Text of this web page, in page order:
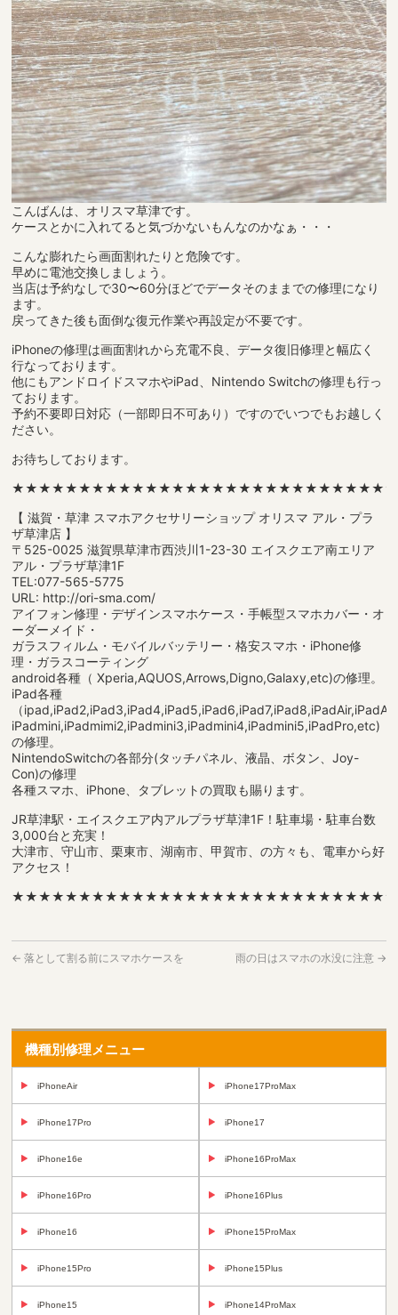
こんばんは、オリスマ草津です。
ケースとかに入れてると気づかないもんなのかなぁ・・・
こんな膨れたら画面割れたりと危険です。
早めに電池交換しましょう。
当店は予約なしで30〜60分ほどでデータそのままでの修理になり
ます。
戻ってきた後も面倒な復元作業や再設定が不要です。
iPhoneの修理は画面割れから充電不良、データ復旧修理と幅広く
行なっております。
他にもアンドロイドスマホやiPad、Nintendo Switchの修理も行っ
ております。
予約不要即日対応（一部即日不可あり）ですのでいつでもお越しく
ださい。
お待ちしております。
【 滋賀・草津 スマホアクセサリーショップ オリスマ アル・プラ
ザ草津店 】
〒525-0025 滋賀県草津市西渋川1-23-30 エイスクエア南エリア
アル・プラザ草津1F
TEL:077-565-5775
URL: http://ori-sma.com/
アイフォン修理・デザインスマホケース・手帳型スマホカバー・オ
ーダーメイド・
ガラスフィルム・モバイルバッテリー・格安スマホ・iPhone修
理・ガラスコーティング
android各種（ Xperia,AQUOS,Arrows,Digno,Galaxy,etc)の修理。
iPad各種
（
iPadmini,iPadmimi2,iPadmini3,iPadmini4,iPadmini5,iPadPro,etc)
の修理。
NintendoSwitchの各部分(タッチパネル、液晶、ボタン、Joy-
Con)の修理
各種スマホ、iPhone、タブレットの買取も賜ります。
JR草津駅・エイスクエア内アルプラザ草津1F！駐車場・駐車台数
3,000台と充実！
大津市、守山市、栗東市、湖南市、甲賀市、の方々も、電車から好
アクセス！
← 落として割る前にスマホケースを 雨の日はスマホの水没に注意 →
機種別修理メニュー
iPhoneAir iPhone17ProMax
iPhone17Pro iPhone17
iPhone16e iPhone16ProMax
iPhone16Pro iPhone16Plus
iPhone16 iPhone15ProMax
iPhone15Pro iPhone15Plus
iPhone15 iPhone14ProMax